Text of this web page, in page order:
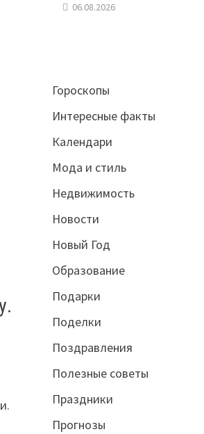
06.08.2026
Гороскопы
Интересные факты
Календари
Мода и стиль
Недвижимость
Новости
Новый Год
Образование
Подарки
Поделки
Поздравления
Полезные советы
Праздники
Прогнозы